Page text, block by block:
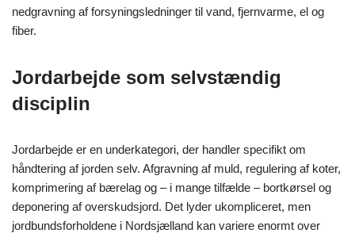
nedgravning af forsyningsledninger til vand, fjernvarme, el og
fiber.
Jordarbejde som selvstændig
disciplin
Jordarbejde er en underkategori, der handler specifikt om
håndtering af jorden selv. Afgravning af muld, regulering af koter,
komprimering af bærelag og – i mange tilfælde – bortkørsel og
deponering af overskudsjord. Det lyder ukompliceret, men
jordbundsforholdene i Nordsjælland kan variere enormt over